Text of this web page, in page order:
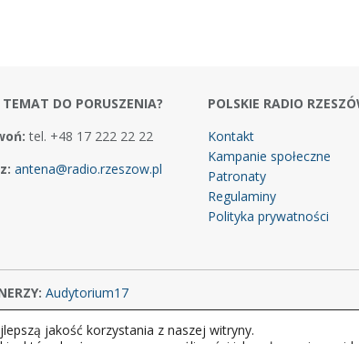
DO PORUSZENIA?
tel. +48 17 222 22 22
antena@radio.rzeszow.pl
POLSKIE RADIO
Kontakt
Kampanie społeczne
Patronaty
Regulaminy
Polityka prywatności
Audytorium17
Wszelkie prawa zastrzeżone.
jakość korzystania z naszej witryny.